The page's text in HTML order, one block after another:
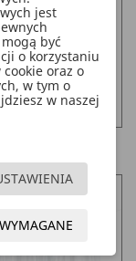
Cena
9,43 zł
DO KOSZYKA
jest
być
o korzystaniu
oraz o
w tym o
w naszej